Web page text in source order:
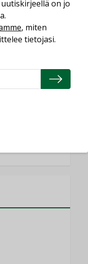
on
on jo
, miten
tietojasi.